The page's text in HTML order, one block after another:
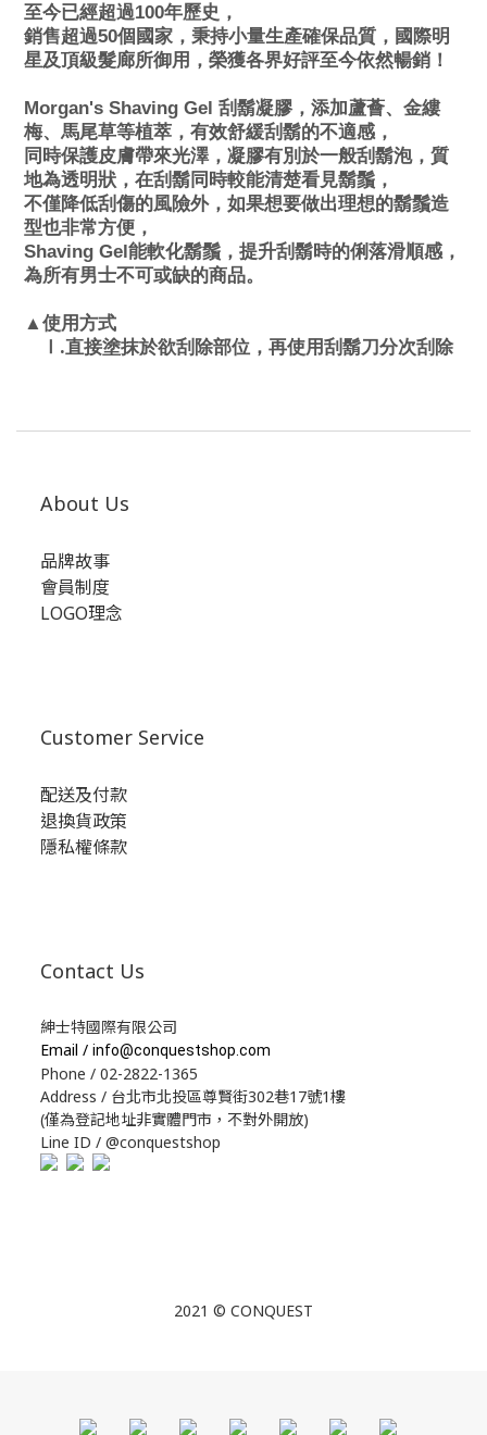
至今已經超過100年歷史，
銷售超過50個國家，秉持小量生產確保品質，國際明
星及頂級髮廊所御用，榮獲各界好評至今依然暢銷！
Morgan's Shaving Gel 刮鬍凝膠，添加蘆薈、金縷
梅、馬尾草等植萃，有效舒緩刮鬍的不適感，
同時保護皮膚帶來光澤，凝膠有別於一般刮鬍泡，質
地為透明狀，在刮鬍同時較能清楚看見鬍鬚，
不僅降低刮傷的風險外，如果想要做出理想的鬍鬚造
型也非常方便，
Shaving Gel能軟化鬍鬚，提升刮鬍時的俐落滑順感，
為所有男士不可或缺的商品。
▲使用方式
.直接塗抹於欲刮除部位，再使用刮鬍刀分次刮除
About Us
品牌故事
會員制度
LOGO理念
Customer Service
配送及付款
退換貨政策
隱私權條款
Contact Us
紳士特國際有限公司
Email / info@conquestshop.com
Phone / 02-2822-1365
Address / 台北市北投區尊賢街302巷17號1樓
(僅為登記地址非實體門市，不對外開放)
Line ID / @conquestshop
2021 © CONQUEST